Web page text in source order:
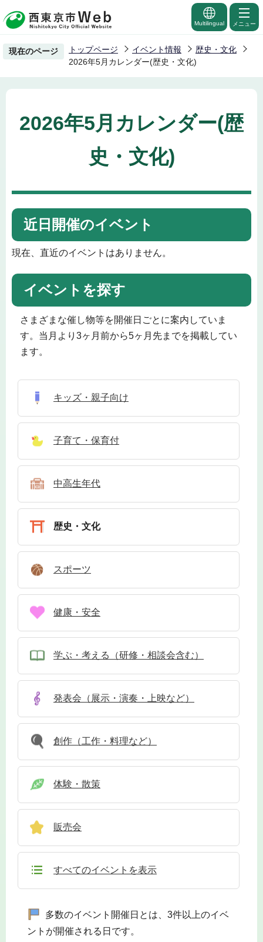
の
ー
Multilingual メニュー
現在のページ トップページ イベント情報
歴史・文化
2026年5月カレンダー(歴史・文化)
2026年5月カレンダー(歴
史・文化)
近日開催のイベント
現在、直近のイベントはありません。
イベントを探す
さまざまな催し物等を開催日ごとに案内していま
す。当月より3ヶ月前から5ヶ月先までを掲載してい
ます。
キッズ・親子向け
子育て・保育付
中高生年代
歴史・文化
スポーツ
健康・安全
学ぶ・考える（研修・相談会含む）
発表会（展示・演奏・上映など）
創作（工作・料理など）
体験・散策
販売会
すべてのイベントを表示
多数のイベント開催日とは、3件以上のイベ
ントが開催される日です。